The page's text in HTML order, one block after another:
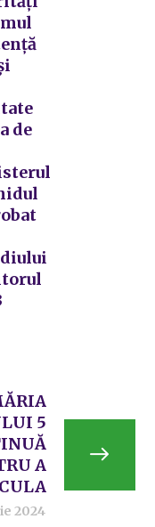
de
5
A
2024